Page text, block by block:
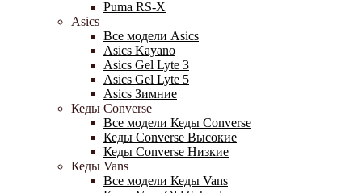
Puma RS-X
Asics
Все модели Asics
Asics Kayano
Asics Gel Lyte 3
Asics Gel Lyte 5
Asics Зимние
Кеды Converse
Все модели Кеды Converse
Кеды Converse Высокие
Кеды Converse Низкие
Кеды Vans
Все модели Кеды Vans